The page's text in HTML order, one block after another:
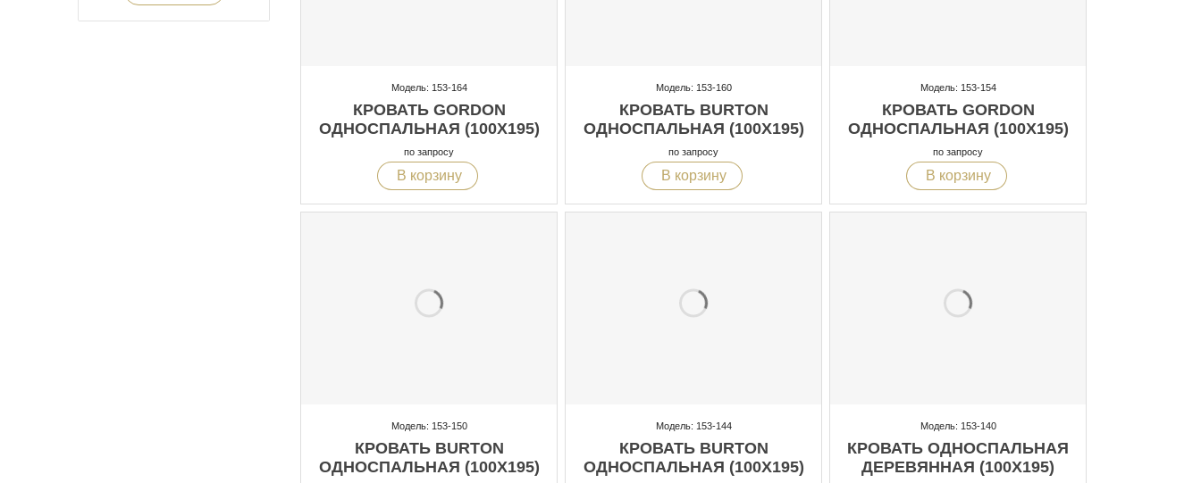
Модель: 153-164
КРОВАТЬ GORDON
ОДНОСПАЛЬНАЯ (100X195)
по запросу
В корзину
Модель: 153-160
КРОВАТЬ BURTON
ОДНОСПАЛЬНАЯ (100X195)
по запросу
В корзину
Модель: 153-154
КРОВАТЬ GORDON
ОДНОСПАЛЬНАЯ (100X195)
по запросу
В корзину
Модель: 153-150
КРОВАТЬ BURTON
ОДНОСПАЛЬНАЯ (100X195)
Модель: 153-144
КРОВАТЬ BURTON
ОДНОСПАЛЬНАЯ (100X195)
Модель: 153-140
КРОВАТЬ ОДНОСПАЛЬНАЯ
ДЕРЕВЯННАЯ (100X195)